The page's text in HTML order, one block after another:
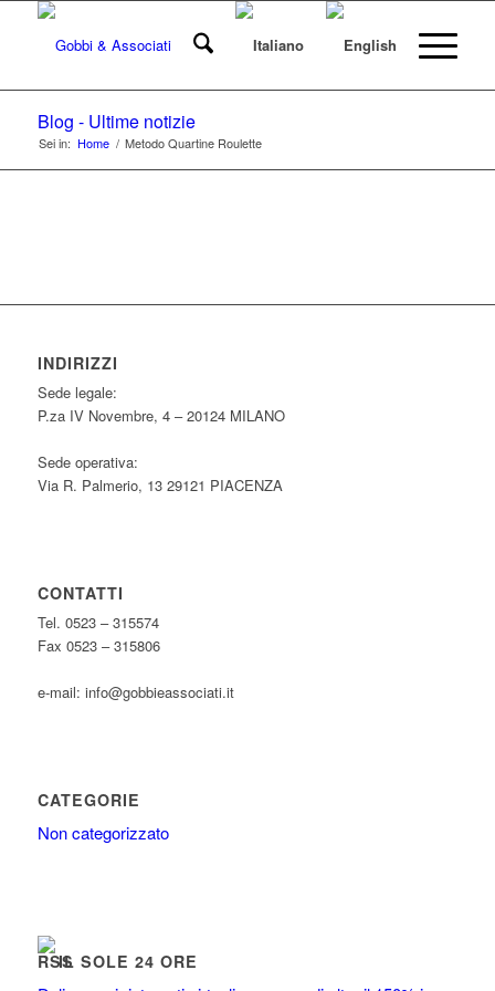
Blog - Ultime notizie
Sei in: Home / Metodo Quartine Roulette
INDIRIZZI
Sede legale:
P.za IV Novembre, 4 – 20124 MILANO
Sede operativa:
Via R. Palmerio, 13 29121 PIACENZA
CONTATTI
Tel. 0523 – 315574
Fax 0523 – 315806
e-mail: info@gobbieassociati.it
CATEGORIE
Non categorizzato
IL SOLE 24 ORE